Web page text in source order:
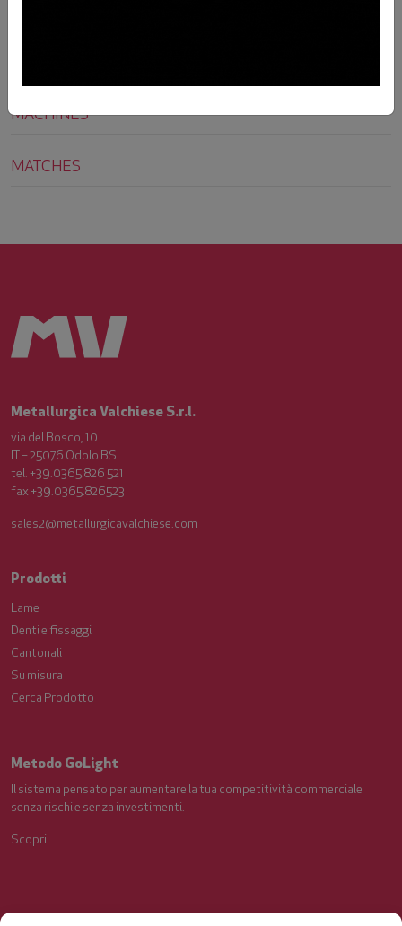
MACHINES
MATCHES
Metallurgica Valchiese S.r.l.
via del Bosco, 10
IT – 25076 Odolo BS
tel. +39.0365.826 521
fax +39.0365.826523
sales2@metallurgicavalchiese.com
Prodotti
Lame
Denti e fissaggi
Cantonali
Su misura
Cerca Prodotto
Metodo GoLight
Il sistema pensato per aumentare la tua competitività commerciale
senza rischi e senza investimenti.
Scopri